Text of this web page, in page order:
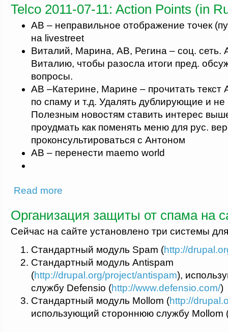
Telco 2011-07-11: Action Points (in
АВ – неправильное отображение точек
на livestreet
Виталий, Марина, АВ, Регина – соц. сеть.
Виталию, чтобы разосла итоги пред.
вопросы.
АВ –Катерине, Марине – прочитать текст
по спаму и т.д. Удалять дублирующие и
Полезным новостям ставить интерес
проудмать как поменять меню для рус.
проконсультироваться с Антоном
АВ – перенести maemo world
Read more
Организация защиты от спама на
Сейчас на сайте установлено три системы
Стандартный модуль Spam (http://
Стандартный модуль Antispam
(http://drupal.org/project/antispam),
службу Defensio (http://www.defensio.com/)
Стандартный модуль Mollom (http://
использующий стороннюю службу Mollom